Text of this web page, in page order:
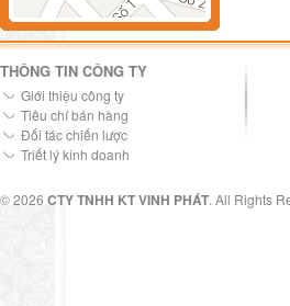
THÔNG TIN CÔNG TY
Giới thiệu công ty
Tiêu chí bán hàng
Đối tác chiến lược
Triết lý kinh doanh
© 2026 CTY TNHH KT VINH PHÁT. All Rights